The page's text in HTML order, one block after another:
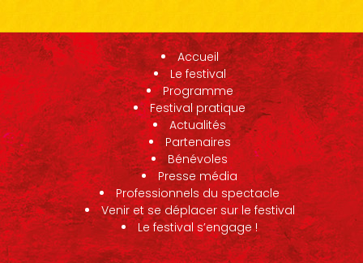
Accueil
Le festival
Programme
Festival pratique
Actualités
Partenaires
Bénévoles
Presse média
Professionnels du spectacle
Venir et se déplacer sur le festival
Le festival s’engage !